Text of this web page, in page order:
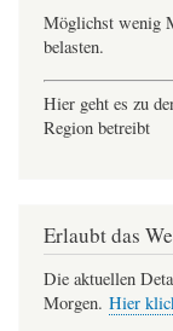
Möglichst wenig
belasten.
Hier geht es zu
Region betreibt
Erlaubt das
Die aktuellen
Morgen. Hier